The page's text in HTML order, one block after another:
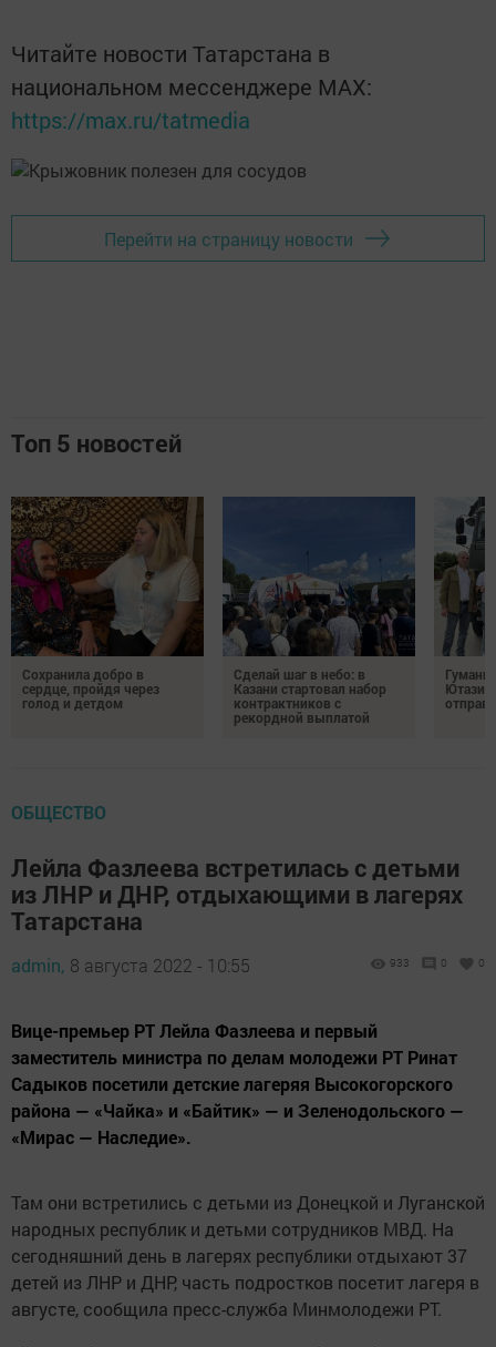
Читайте новости Татарстана в
национальном мессенджере MАХ:
https://max.ru/tatmedia
Перейти на страницу новости
Топ 5 новостей
Сохранила добро в
сердце, пройдя через
голод и детдом
Сделай шаг в небо: в
Казани стартовал набор
контрактников с
рекордной выплатой
ОБЩЕСТВО
Лейла Фазлеева встретилась с детьми
из ЛНР и ДНР, отдыхающими в лагерях
Татарстана
admin, 8 августа 2022 - 10:55 933 0 0
Вице-премьер РТ Лейла Фазлеева и первый
заместитель министра по делам молодежи РТ Ринат
Садыков посетили детские лагеряя Высокогорского
района — «Чайка» и «Байтик» — и Зеленодольского —
«Мирас — Наследие».
Там они встретились с детьми из Донецкой и Луганской
народных республик и детьми сотрудников МВД. На
сегодняшний день в лагерях республики отдыхают 37
детей из ЛНР и ДНР, часть подростков посетит лагеря в
августе, сообщила пресс-служба Минмолодежи РТ.